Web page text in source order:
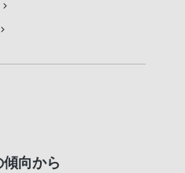
向から